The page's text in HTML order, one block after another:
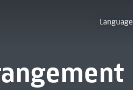
Language